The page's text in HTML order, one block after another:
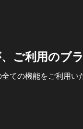
ご利用のブ
ての機能をご利用い